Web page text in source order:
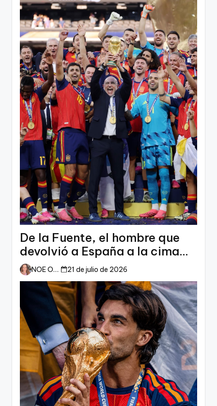
De la Fuente, el hombre que
devolvió a España a la cima
del mundo
NOE ORTIZ 21 de julio de 2026